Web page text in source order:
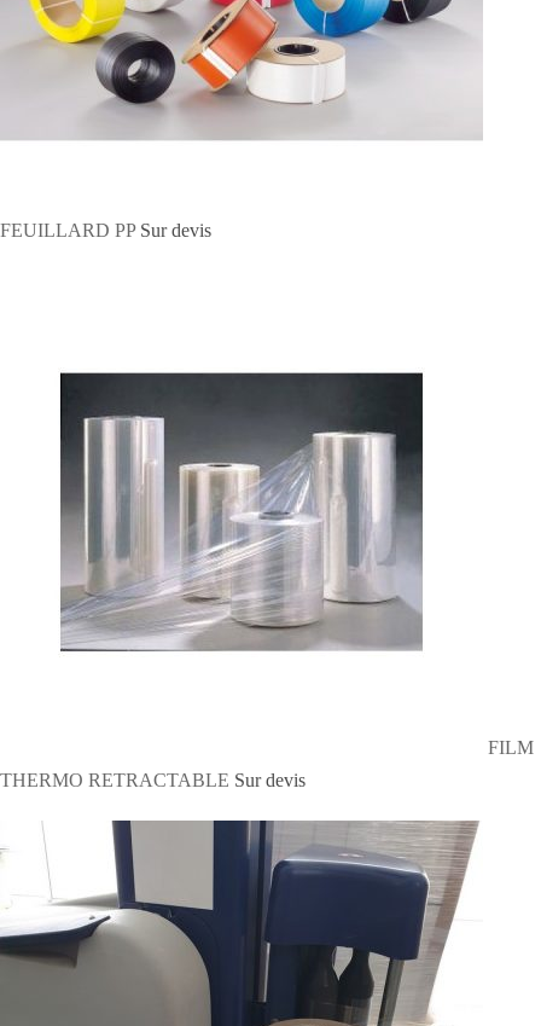
FEUILLARD PP Sur devis
FILM
THERMO RETRACTABLE Sur devis